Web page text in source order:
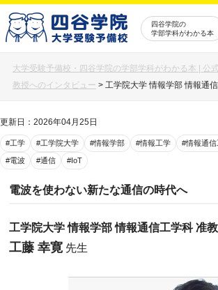
四谷学院の
学部学科がわかる本
大学受験予備校・四谷学院の学部学科がわかる本 | 公
教授へのインタビュー > 工学院大学 情報学部 情報通
更新日：2026年04月25日
#工学 #工学院大学 #情報学部 #情報工学 #情報通
#電波 #通信 #IoT
電波を使わない新たな通信の時代へ
工学院大学 情報学部 情報通信工学科 准
工藤 幸寛 先生